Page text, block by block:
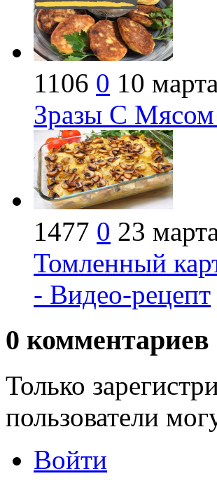
1106 0 10
Зразы С
1477 0 23
Томленный
- Видео-рецепт
0 комментариев
Только
пользователи
Войти